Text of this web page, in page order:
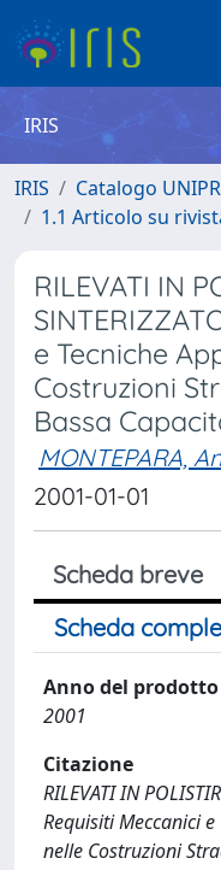
IRIS
IRIS Catalogo UNIPR
1.1 Articolo su
RILEVATI IN
e Tecniche
Costruzioni
Bassa
MONTEPARA,
2001-01-01
Scheda breve
Scheda
Anno del prodotto
2001
Citazione
RILEVATI IN
Requisiti Meccanici e
nelle Costruzioni